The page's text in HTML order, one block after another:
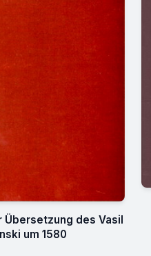
Übersetzung des Vasil
um 1580